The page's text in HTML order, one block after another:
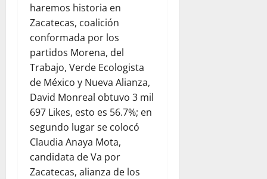
haremos historia en
Zacatecas, coalición
conformada por los
partidos Morena, del
Trabajo, Verde Ecologista
de México y Nueva Alianza,
David Monreal obtuvo 3 mil
697 Likes, esto es 56.7%; en
segundo lugar se colocó
Claudia Anaya Mota,
candidata de Va por
Zacatecas, alianza de los